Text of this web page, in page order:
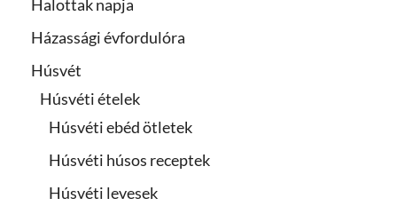
Halottak napja
Házassági évfordulóra
Húsvét
Húsvéti ételek
Húsvéti ebéd ötletek
Húsvéti húsos receptek
Húsvéti levesek